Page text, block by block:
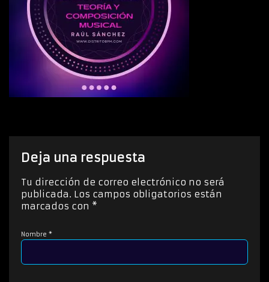
Deja una respuesta
Tu dirección de correo electrónico no será
publicada. Los campos obligatorios están
marcados con *
Nombre *